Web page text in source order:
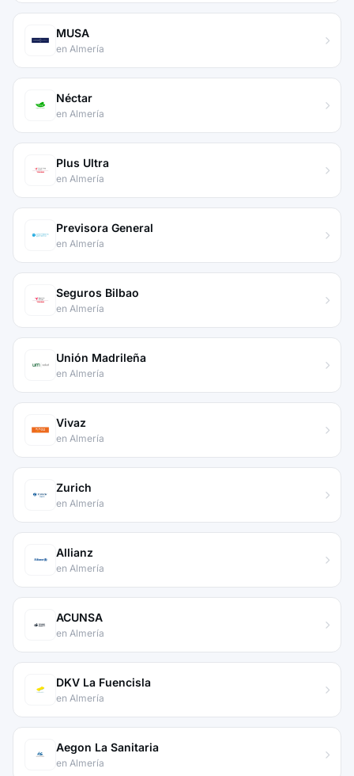
MUSA
en Almería
Néctar
en Almería
Plus Ultra
en Almería
Previsora General
en Almería
Seguros Bilbao
en Almería
Unión Madrileña
en Almería
Vivaz
en Almería
Zurich
en Almería
Allianz
en Almería
ACUNSA
en Almería
DKV La Fuencisla
en Almería
Aegon La Sanitaria
en Almería